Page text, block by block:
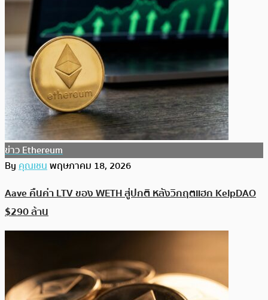
ข่าว Ethereum
Byคุณเชนพฤษภาคม 18, 2026
Aave คืนค่า LTV ของ WETH สู่ปกติ หลังวิกฤตแฮก KelpDAO
$290 ล้าน